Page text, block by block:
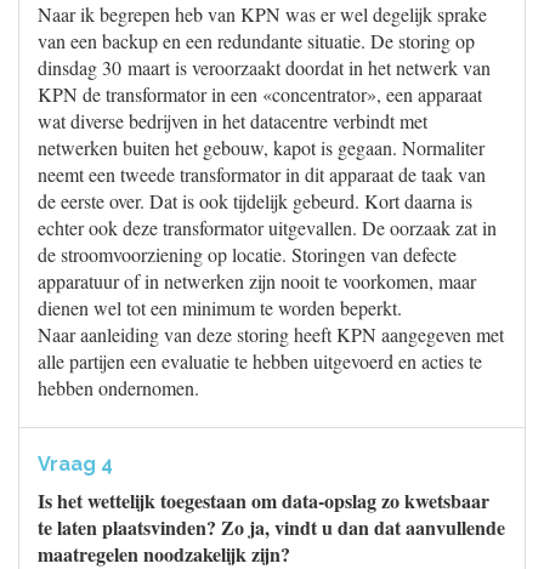
Naar ik begrepen heb van KPN was er wel degelijk sprake
van een backup en een redundante situatie. De storing op
dinsdag 30 maart is veroorzaakt doordat in het netwerk van
KPN de transformator in een «concentrator», een apparaat
wat diverse bedrijven in het datacentre verbindt met
netwerken buiten het gebouw, kapot is gegaan. Normaliter
neemt een tweede transformator in dit apparaat de taak van
de eerste over. Dat is ook tijdelijk gebeurd. Kort daarna is
echter ook deze transformator uitgevallen. De oorzaak zat in
de stroomvoorziening op locatie. Storingen van defecte
apparatuur of in netwerken zijn nooit te voorkomen, maar
dienen wel tot een minimum te worden beperkt.
Naar aanleiding van deze storing heeft KPN aangegeven met
alle partijen een evaluatie te hebben uitgevoerd en acties te
hebben ondernomen.
Vraag 4
Is het wettelijk toegestaan om data-opslag zo kwetsbaar
te laten plaatsvinden? Zo ja, vindt u dan dat aanvullende
maatregelen noodzakelijk zijn?